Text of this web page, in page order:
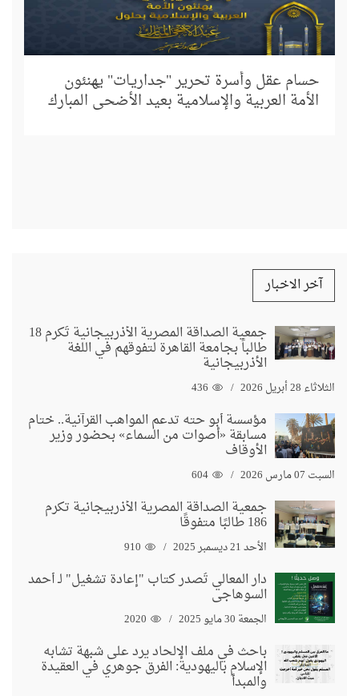
حسام عقل وأسرة تحرير "جداريـات" يهنئون
الأمة العربية والإسلامية بعيد الأضحى المبارك
آخر الاخبار
جمعية الصداقة المصرية الأذربيجانية تُكرم 18
طالباً بجامعة القاهرة لتفوقهم في اللغة
الأذربيجانية
الثلاثاء 28 أبريل 2026 436
مؤسسة أبو حته تدعم المواهب القرآنية.. ختام
مسابقة «أصوات من السماء» بحضور وزير
الأوقاف
السبت 07 مارس 2026 604
جمعية الصداقة المصرية الأذربيجانية تكرم
186 طالبًا متفوقًا
الأحد 21 ديسمبر 2025 910
دار المعالي تُصدر كتاب "إعادة تشغيل" لـ أحمد
السوهاجي
الجمعة 30 مايو 2025 2020
باحث في ملف الإلحاد يرد على شبهة تشابه
الإسلام باليهودية: الفرق جوهري في العقيدة
والمبدأ